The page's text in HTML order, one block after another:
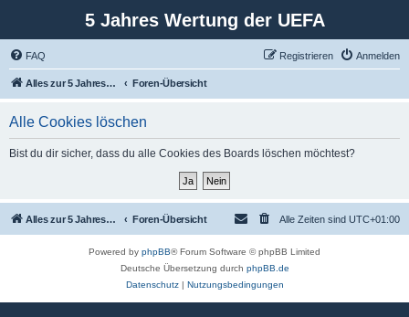
5 Jahres Wertung der UEFA
FAQ Anmelden
Registrieren
Alles zur 5 Jahreswertung / Tabelle der UEFA mit vielen Statistiken. Foren-Übersicht
Alle Cookies löschen
Bist du dir sicher, dass du alle Cookies des Boards löschen möchtest?
Alles zur 5 Jahreswertung / Tabelle der UEFA mit vielen Statistiken. Foren-Übersicht Alle Zeiten sind UTC+01:00
Powered by phpBB® Forum Software © phpBB Limited
Deutsche Übersetzung durch phpBB.de
Datenschutz| Nutzungsbedingungen